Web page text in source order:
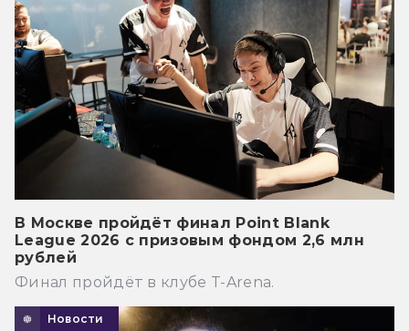
В Москве пройдёт финал Point Blank
League 2026 с призовым фондом 2,6 млн
рублей
Финал пройдёт в клубе T-Arena.
Новости